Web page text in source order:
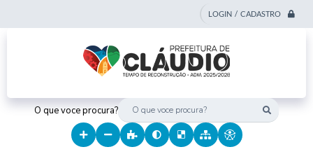
LOGIN / CADASTRO
O que voce procura?